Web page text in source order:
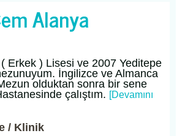
Alanya
Erkek ) Lisesi ve 2007 Yeditepe
İngilizce ve Almanca
olduktan sonra bir sene
çalıştım. [Devamını
/ Klinik